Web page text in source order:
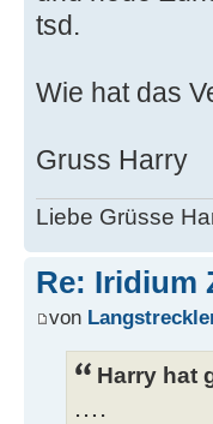
tsd.
Wie hat das
Gruss Harry
Liebe Grüsse
Re: Iridium
von
Harry hat
….